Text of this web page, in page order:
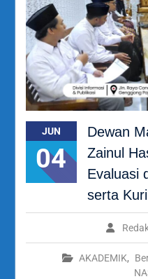
JUN
04
Dewan
Zainul
Evaluasi
serta
AKADEMIK,